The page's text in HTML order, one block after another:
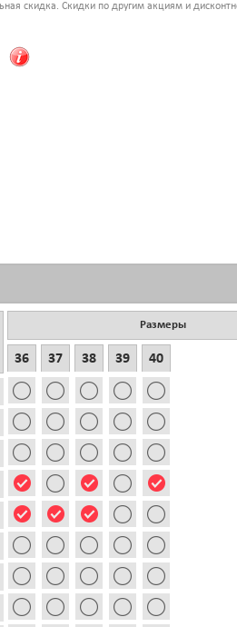
скидка. Скидки по другим акциям и
Размеры
36 37 38 39 40